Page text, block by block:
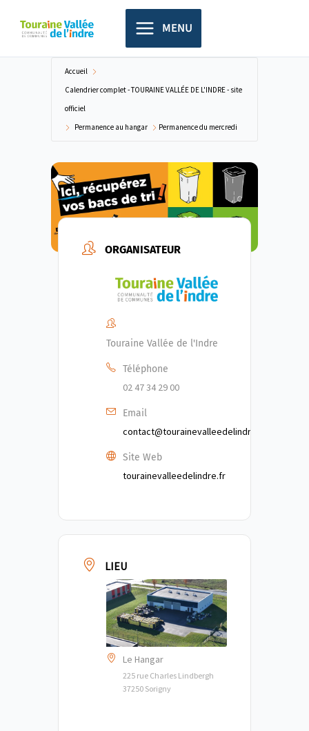
principal
MENU
Accueil
Calendrier complet - TOURAINE VALLÉE DE L'INDRE - site
officiel
Permanence au hangar
Permanence du mercredi
ORGANISATEUR
Touraine Vallée de l'Indre
Téléphone
02 47 34 29 00
Email
contact@tourainevalleedelindre.fr
Site Web
tourainevalleedelindre.fr
LIEU
Le Hangar
225 rue Charles Lindbergh
37250 Sorigny